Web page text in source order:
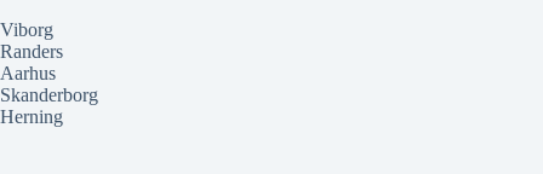
Viborg
Randers
Aarhus
Skanderborg
Herning